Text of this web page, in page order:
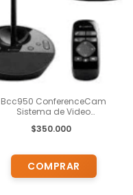
Bcc950 ConferenceCam
Sistema de Video
Sonido con Control Remoto
$350.000